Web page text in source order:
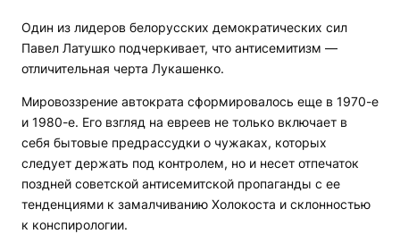
Один из лидеров белорусских демократических сил
Павел Латушко подчеркивает, что антисемитизм —
отличительная черта Лукашенко.
Мировоззрение автократа сформировалось еще в 1970-е
и 1980-е. Его взгляд на евреев не только включает в
себя бытовые предрассудки о чужаках, которых
следует держать под контролем, но и несет отпечаток
поздней советской антисемитской пропаганды с ее
тенденциями к замалчиванию Холокоста и склонностью
к конспирологии.